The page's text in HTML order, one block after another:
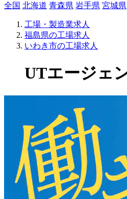
全国 北海道 青森県 岩手県 宮城県
工場・製造業求人
福島県の工場求人
いわき市の工場求人
UTエージェ